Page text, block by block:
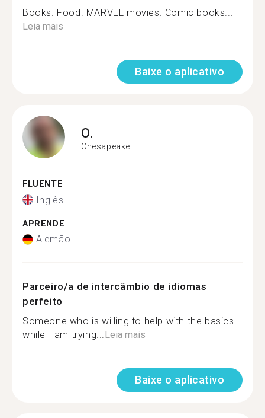
Books. Food. MARVEL movies. Comic books...
Leia mais
Baixe o aplicativo
O.
Chesapeake
FLUENTE
Inglês
APRENDE
Alemão
Parceiro/a de intercâmbio de idiomas
perfeito
Someone who is willing to help with the basics
while I am trying...Leia mais
Baixe o aplicativo